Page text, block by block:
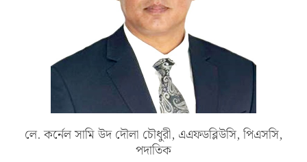
লে. কর্নেল সামি উদ দৌলা চৌধুরী, এএফডব্লিউসি, পিএসসি,
পদাতিক